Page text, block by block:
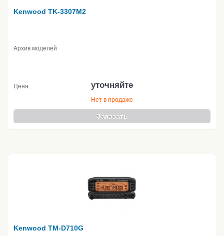
Kenwood TK-3307M2
Архив моделей
Цена: уточняйте
Нет в продаже
Заказать
Kenwood TM-D710G